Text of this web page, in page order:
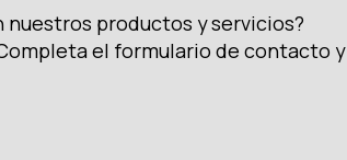
productos y servicios?
el formulario de contacto y